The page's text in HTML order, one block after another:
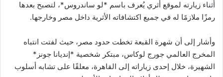
أثناء زيارته لموقع أثري يُعرف باسم *لو ساندروس*، لتصبح بعدها
رمزًا ملازمًا له في جميع اكتشافاته الأثرية داخل مصر وخارجها.
وأشار إلى أن شهرة القبعة تخطت حدود مصر، حيث لفتت انتباه
المخرج العالمي جورج لوكاس، مبتكر شخصية *إنديانا جونز*
الشهيرة، خلال إحدى زياراته إلى القاهرة، معلقًا على تشابه أسلوب